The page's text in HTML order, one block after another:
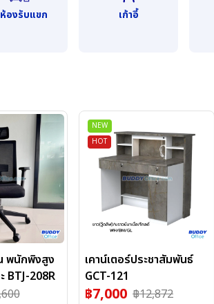
องรับแขก เก้าอี้
พนักพิงสูง
BTJ-208R
NEW
HOT
เคาน์เตอร์ประชาสัมพันธ์
GCT-121
฿7,000 ฿12,872